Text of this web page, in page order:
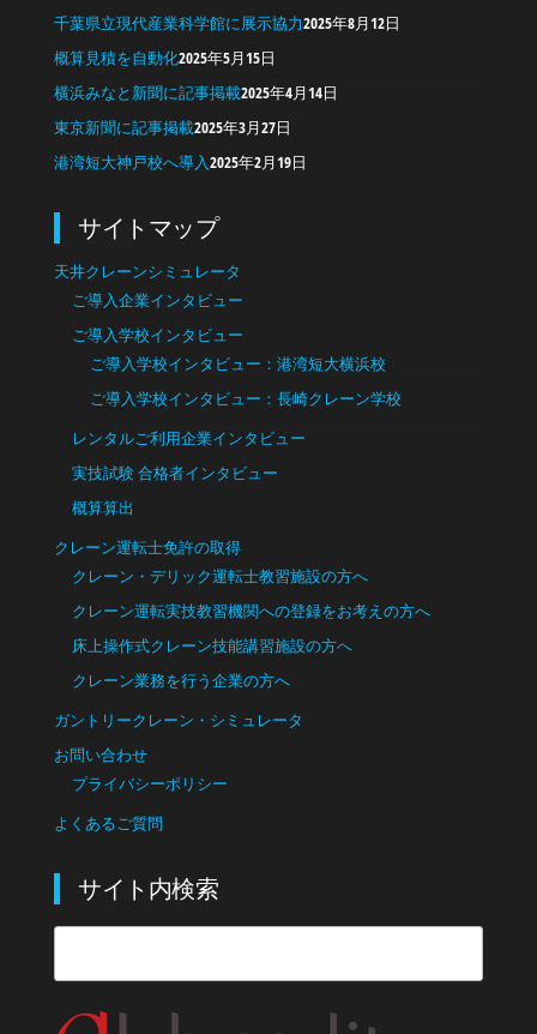
千葉県立現代産業科学館に展示協力2025年8月12日
概算見積を自動化2025年5月15日
横浜みなと新聞に記事掲載2025年4月14日
東京新聞に記事掲載2025年3月27日
港湾短大神戸校へ導入2025年2月19日
サイトマップ
天井クレーンシミュレータ
ご導入企業インタビュー
ご導入学校インタビュー
ご導入学校インタビュー：港湾短大横浜校
ご導入学校インタビュー：長崎クレーン学校
レンタルご利用企業インタビュー
実技試験 合格者インタビュー
概算算出
クレーン運転士免許の取得
クレーン・デリック運転士教習施設の方へ
クレーン運転実技教習機関への登録をお考えの方へ
床上操作式クレーン技能講習施設の方へ
クレーン業務を行う企業の方へ
ガントリークレーン・シミュレータ
お問い合わせ
プライバシーポリシー
よくあるご質問
サイト内検索